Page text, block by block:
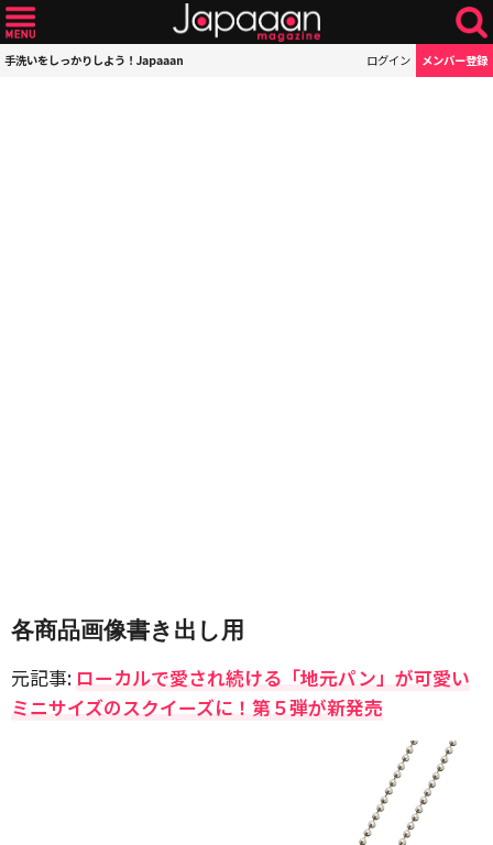
手洗いをしっかりしよう！Japaaan ログイン メンバー登録
各商品画像書き出し用
元記事: ローカルで愛され続ける「地元パン」が可愛い
ミニサイズのスクイーズに！第５弾が新発売